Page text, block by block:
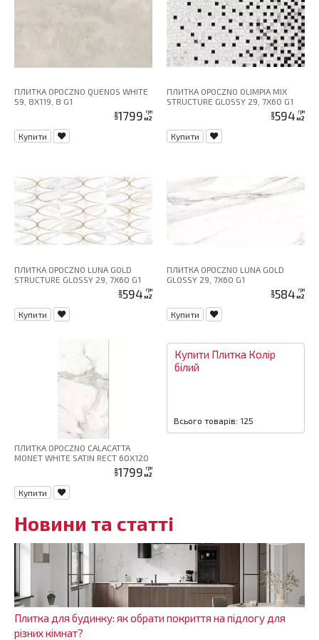
ПЛИТКА OPOCZNO QUENOS WHITE
59, 8X119, 8 G1
ціна1799 грн
м2
Купити
ПЛИТКА OPOCZNO OLIMPIA MIX
STRUCTURE GLOSSY 29, 7X60 G1
ціна594 грн
м2
Купити
ПЛИТКА OPOCZNO LUNA GOLD
STRUCTURE GLOSSY 29, 7X60 G1
ціна594 грн
м2
Купити
ПЛИТКА OPOCZNO LUNA GOLD
GLOSSY 29, 7X60 G1
ціна584 грн
м2
Купити
ПЛИТКА OPOCZNO CALACATTA
MONET WHITE SATIN RECT 60X120
ціна1799 грн
м2
Купити
Купити Плитка Колір
білий
Всього товарів: 125
Новини та статті
Плитка для будинку: як обрати покриття на підлогу для
різних кімнат?